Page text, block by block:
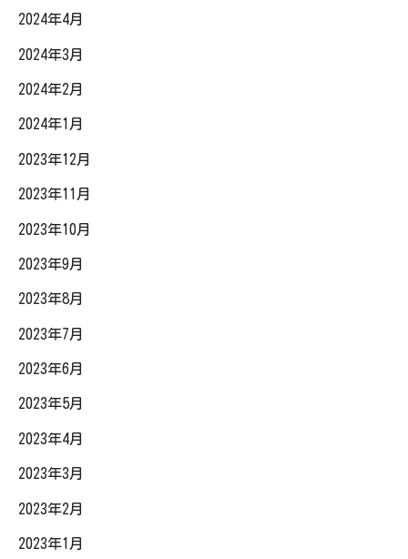
2024年4月
2024年3月
2024年2月
2024年1月
2023年12月
2023年11月
2023年10月
2023年9月
2023年8月
2023年7月
2023年6月
2023年5月
2023年4月
2023年3月
2023年2月
2023年1月